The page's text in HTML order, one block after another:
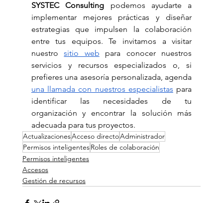
SYSTEC Consulting podemos ayudarte a
implementar mejores prácticas y diseñar
estrategias que impulsen la colaboración
entre tus equipos. Te invitamos a visitar
nuestro sitio web para conocer nuestros
servicios y recursos especializados o, si
una llamada con nuestros especialistas para
identificar las necesidades de tu
organización y encontrar la solución más
adecuada para tus proyectos.
ActualizacionesAcceso directoAdministrador
Permisos inteligentesRoles de colaboración
Permisos inteligentes
Accesos
Gestión de recursos